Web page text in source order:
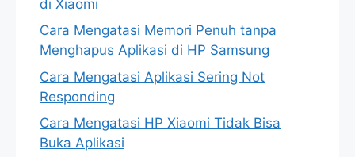
di Xiaomi
Cara Mengatasi Memori Penuh tanpa
Menghapus Aplikasi di HP Samsung
Cara Mengatasi Aplikasi Sering Not
Responding
Cara Mengatasi HP Xiaomi Tidak Bisa
Buka Aplikasi